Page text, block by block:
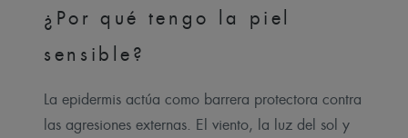
¿Por qué tengo la piel
sensible?
La epidermis actúa como barrera protectora contra
las agresiones externas. El viento, la luz del sol y